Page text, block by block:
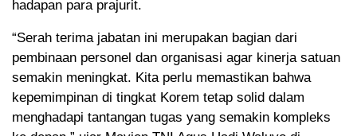
hadapan para prajurit.
“Serah terima jabatan ini merupakan bagian dari
pembinaan personel dan organisasi agar kinerja satuan
semakin meningkat. Kita perlu memastikan bahwa
kepemimpinan di tingkat Korem tetap solid dalam
menghadapi tantangan tugas yang semakin kompleks